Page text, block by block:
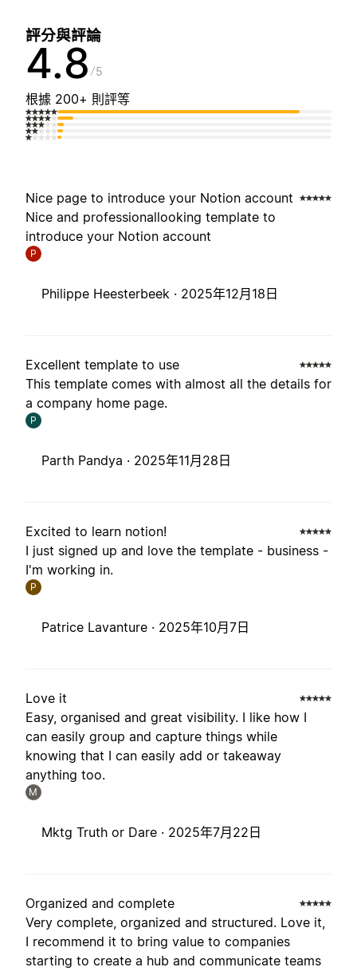
評分與評論
4.8 5
根據 200+ 則評等
Nice page to introduce your Notion account
Nice and professionallooking template to
introduce your Notion account
P
Philippe Heesterbeek · 2025年12月18日
Excellent template to use
This template comes with almost all the details for
a company home page.
P
Parth Pandya · 2025年11月28日
Excited to learn notion!
I just signed up and love the template - business -
I'm working in.
P
Patrice Lavanture · 2025年10月7日
Love it
Easy, organised and great visibility. I like how I
can easily group and capture things while
knowing that I can easily add or takeaway
anything too.
M
Mktg Truth or Dare · 2025年7月22日
Organized and complete
Very complete, organized and structured. Love it,
I recommend it to bring value to companies
starting to create a hub and communicate teams